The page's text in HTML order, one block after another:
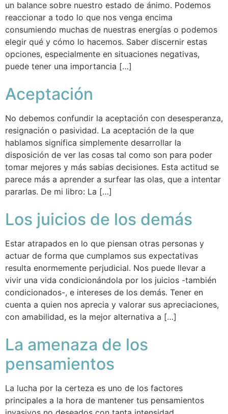
un balance sobre nuestro estado de ánimo. Podemos
reaccionar a todo lo que nos venga encima
consumiendo muchas de nuestras energías o podemos
elegir qué y cómo lo hacemos. Saber discernir estas
opciones, especialmente en situaciones negativas,
puede tener una importancia […]
Aceptación
No debemos confundir la aceptación con desesperanza,
resignación o pasividad. La aceptación de la que
hablamos significa simplemente desarrollar la
disposición de ver las cosas tal como son para poder
tomar mejores y más sabias decisiones. Esta actitud se
parece más a aprender a surfear las olas, que a intentar
pararlas. De mi libro: La […]
Los juicios de los demás
Estar atrapados en lo que piensan otras personas y
actuar de forma que cumplamos sus expectativas
resulta enormemente perjudicial. Nos puede llevar a
vivir una vida condicionándola por los juicios -también
condicionados-, e intereses de los demás. Tener en
cuenta a quien nos aprecia y valorar sus apreciaciones,
con amabilidad, es la mejor alternativa a […]
La amenaza de los
pensamientos
La lucha por la certeza es uno de los factores
principales a la hora de mantener tus pensamientos